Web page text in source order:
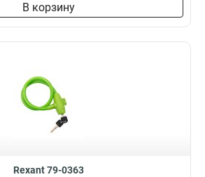
В корзину
Rexant 79-0363